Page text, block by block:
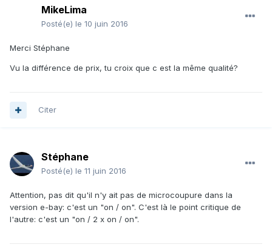
MikeLima
Posté(e) le 10 juin 2016
Merci Stéphane
Vu la différence de prix, tu croix que c est la même qualité?
Citer
Stéphane
Posté(e) le 11 juin 2016
Attention, pas dit qu'il n'y ait pas de microcoupure dans la
version e-bay: c'est un "on / on". C'est là le point critique de
l'autre: c'est un "on / 2 x on / on".